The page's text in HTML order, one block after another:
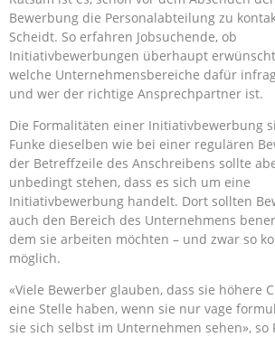
Bewerbung die Personalabteilung zu
Scheidt. So erfahren Jobsuchende, ob
Initiativbewerbungen überhaupt
welche Unternehmensbereiche dafür
und wer der richtige Ansprechpartner ist.
Die Formalitäten einer Initiativbewerbung
Funke dieselben wie bei einer regulären
der Betreffzeile des Anschreibens sollte
unbedingt stehen, dass es sich um eine
Initiativbewerbung handelt. Dort sollten
auch den Bereich des Unternehmens
dem sie arbeiten möchten – und zwar so
möglich.
«Viele Bewerber glauben, dass sie höhere
eine Stelle haben, wenn sie nur vage
sie sich selbst im Unternehmen sehen», so